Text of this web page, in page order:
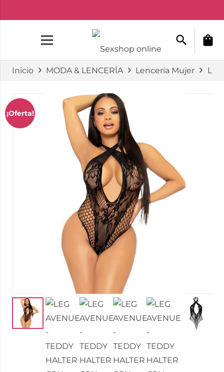
search shopping_bag
Inicio MODA & LENCERÍA Lencería Mujer
¡Oferta!